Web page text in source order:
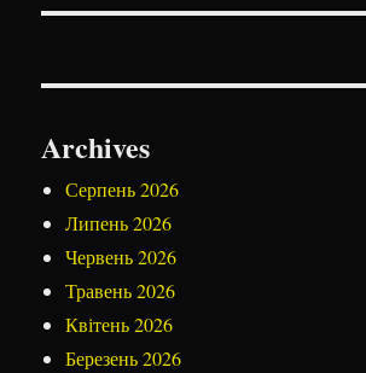
Archives
Серпень 2026
Липень 2026
Червень 2026
Травень 2026
Квітень 2026
Березень 2026